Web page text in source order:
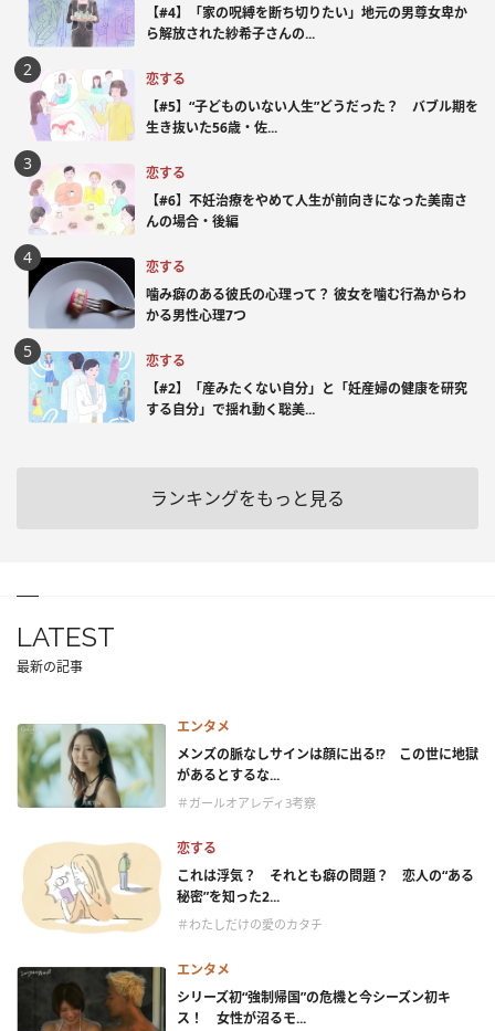
【#4】「家の呪縛を断ち切りたい」地元の男尊女卑か
ら解放された紗希子さんの...
恋する
【#5】“子どものいない人生”どうだった？ バブル期を
生き抜いた56歳・佐...
恋する
【#6】不妊治療をやめて人生が前向きになった美南さ
んの場合・後編
恋する
噛み癖のある彼氏の心理って？ 彼女を噛む行為からわ
かる男性心理7つ
恋する
【#2】「産みたくない自分」と「妊産婦の健康を研究
する自分」で揺れ動く聡美...
ランキングをもっと見る
LATEST
最新の記事
エンタメ
メンズの脈なしサインは顔に出る!? この世に地獄
があるとするな...
＃ガールオアレディ3考察
恋する
これは浮気？ それとも癖の問題？ 恋人の“ある
秘密”を知った2...
＃わたしだけの愛のカタチ
エンタメ
シリーズ初“強制帰国”の危機と今シーズン初キ
ス！ 女性が沼るモ...